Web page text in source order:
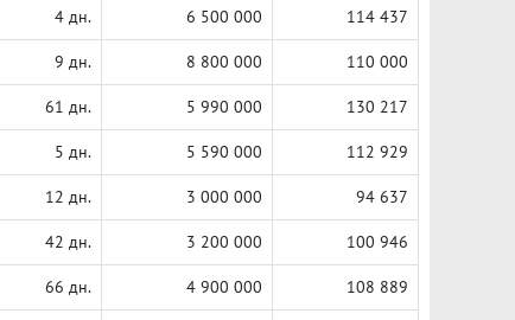
4 дн. 6 500 000 114 437
9 дн. 8 800 000 110 000
61 дн. 5 990 000 130 217
5 дн. 5 590 000 112 929
12 дн. 3 000 000 94 637
42 дн. 3 200 000 100 946
66 дн. 4 900 000 108 889